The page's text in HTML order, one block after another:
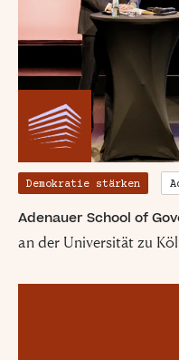
Demokratie stärken
Adenauer School of
an der Universität zu